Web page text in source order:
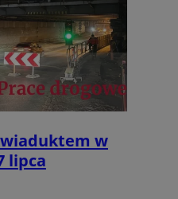
wiaduktem w
lipca